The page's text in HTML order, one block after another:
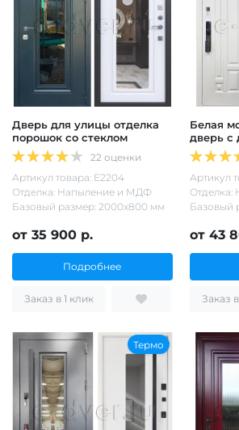
Дверь для улицы отделка
порошок со стеклом
22 оценки
Артикул товара: Е2204
Отделка: Напыление и МДФ
Базовый размер: 2000х800 мм
от 35 900 р.
Подробнее
Заказ в 1 клик
Белая
дверь с
Артикул
Базовый
от 43
Термо